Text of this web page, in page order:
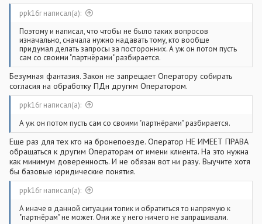
ppk16r написал(а):
Поэтому и написал, что чтобы не было таких вопросов
изначально, сначала нужно надавать тому, кто вообще
придумал делать запросы за посторонних. А уж он потом пусть
сам со своими "партнёрами" разбирается.
Безумная фантазия. Закон не запрещает Оператору собирать
согласия на обработку ПДн другим Оператором.
ppk16r написал(а):
А уж он потом пусть сам со своими "партнёрами" разбирается.
Еще раз для тех кто на бронепоезде. Оператор НЕ ИМЕЕТ ПРАВА
обращаться к другим Операторам от имени клиента. На это нужна
как минимум доверенность. И не обязан вот ни разу. Выучите хотя
бы базовые юридические понятия.
ppk16r написал(а):
А иначе в данной ситуации топик и обратиться то напрямую к
"партнёрам" не может. Они же у него ничего не запрашивали.